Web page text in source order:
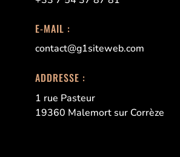
E-MAIL :
contact@g1siteweb.com
ADDRESSE :
1 rue Pasteur
19360 Malemort sur Corrèze